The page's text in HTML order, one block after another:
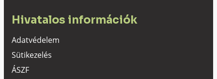
Hivatalos információk
Adatvédelem
Sütikezelés
ÁSZF